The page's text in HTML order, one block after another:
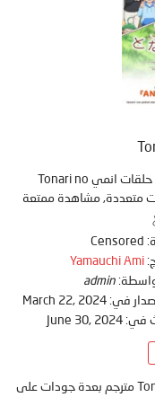
مرحبا بك في موقع انمي دار animedar نقدم لك حلقات انمي Tonari no
Yamauchi Ami
admin
في: March 22, 2024
في: June 30, 2024
تحميل وشاهدة حلقات انمي Tonari no Youkai-san مترجم بعدة جودات على